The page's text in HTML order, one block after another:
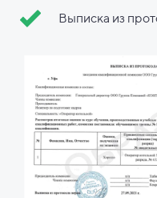
Выписка из